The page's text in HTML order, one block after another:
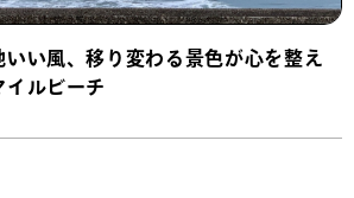
い風、移り変わる景色が心を整え
イルビーチ